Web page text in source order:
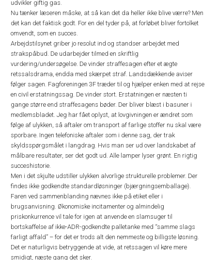
udvikler giftig gas.
Nu tænker læseren måske, at så kan det da heller ikke blive værre? Men
det kan det faktisk godt. For en del tyder på, at forløbet bliver fortolket
omvendt, som en succes.
Arbejdstilsynet griber jo resolut ind og standser arbejdet med
strakspåbud. De udarbejder tilmed en skriftlig
vurdering/undersøgelse. De vinder straffesagen efter et ægte
retssalsdrama, endda med skærpet straf. Landsdækkende aviser
følger sagen. Fagforeningen 3F træder til og hjælper enken med at rejse
en civil erstatningssag. De vinder stort. Erstatningen er næsten ti
gange større end straffesagens bøder. Der bliver blæst i basuner i
medlemsbladet. Jeg har fået oplyst, at lovgivningen er ændret som
følge af ulykken, så aftaler om transport af farlige stoffer nu skal være
sporbare. Ingen telefoniske aftaler som i denne sag, der trak
skyldsspørgsmålet i langdrag. Hvis man ser ud over landskabet af
målbare resultater, ser det godt ud. Alle lamper lyser grønt. En rigtig
succeshistorie.
Men i det skjulte udstiller ulykken alvorlige strukturelle problemer. Der
findes ikke godkendte standardløsninger (bjærgningsemballage).
Faren ved sammenblanding nævnes ikke på etiket eller i
brugsanvisning. Økonomiske incitamenter og almindelig
priskonkurrence vil tale for igen at anvende en slamsuger til
bortskaffelse af ikke-ADR-godkendte palletanke med “samme slags
farligt affald” – for det er trods alt den nemmeste og billigste løsning.
Det er naturligvis betryggende at vide, at retssagen vil køre mere
smidigt, næste gang det sker.